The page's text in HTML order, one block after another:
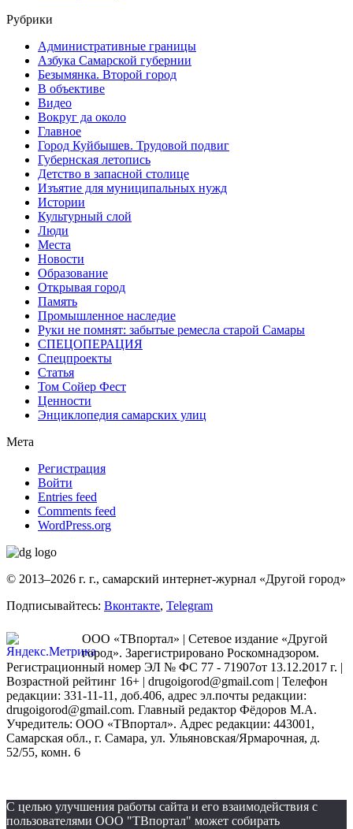
Рубрики
Административные границы
Азбука Самарской губернии
Безымянка. Второй город
В объективе
Видео
Вокруг да около
Главное
Город Куйбышев. Трудовой подвиг
Губернская летопись
Детство в запасной столице
Изъятие для муниципальных нужд
Истории
Культурный слой
Люди
Места
Новости
Образование
Открывая город
Память
Промышленное наследие
Руки не помнят: забытые ремесла старой Самары
СПЕЦОПЕРАЦИЯ
Спецпроекты
Статья
Том Сойер Фест
Ценности
Энциклопедия самарских улиц
Мета
Регистрация
Войти
Entries feed
Comments feed
WordPress.org
© 2013–2026 г. г., самарский интернет-журнал «Другой город»
Подписывайтесь: Вконтакте, Telegram
ООО «ТВпортал» | Сетевое издание «Другой
город». Зарегистрировано Роскомнадзором.
Регистрационный номер ЭЛ № ФС 77 - 71907от 13.12.2017 г. |
Возрастной рейтинг 16+ | drugoigorod@gmail.com | Телефон
редакции: 331-11-11, доб.406, адрес эл.почты редакции:
drugoigorod@gmail.com. Главный редактор Фёдоров М.А.
Учредитель: ООО «ТВпортал». Адрес редакции: 443001,
Самарская обл., г. Самара, ул. Ульяновская/Ярмарочная, д.
52/55, комн. 6
С целью улучшения работы сайта и его взаимодействия с
пользователями ООО "ТВпортал" может собирать